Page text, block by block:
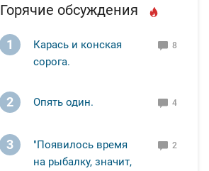
Горячие обсуждения
1
Карась и конская
сорога.
8
2 Опять один. 4
3
"Появилось время
на рыбалку, значит,
2